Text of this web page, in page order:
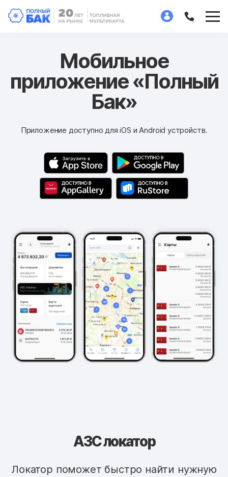
Мобильное
приложение «Полный
Бак»
Приложение доступно для iOS и Android устройств.
АЗС локатор
Локатор поможет быстро найти нужную